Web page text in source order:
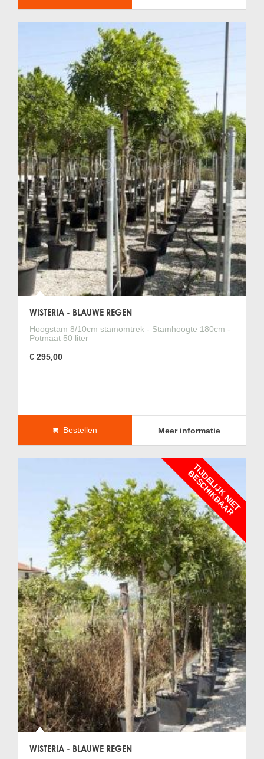
WISTERIA - BLAUWE REGEN
Hoogstam 8/10cm stamomtrek - Stamhoogte 180cm -
Potmaat 50 liter
€ 295,00
Bestellen Meer informatie
T
I
J
D
E
L
I
J
K
N
I
E
T
B
E
S
C
H
I
K
B
A
A
R
WISTERIA - BLAUWE REGEN